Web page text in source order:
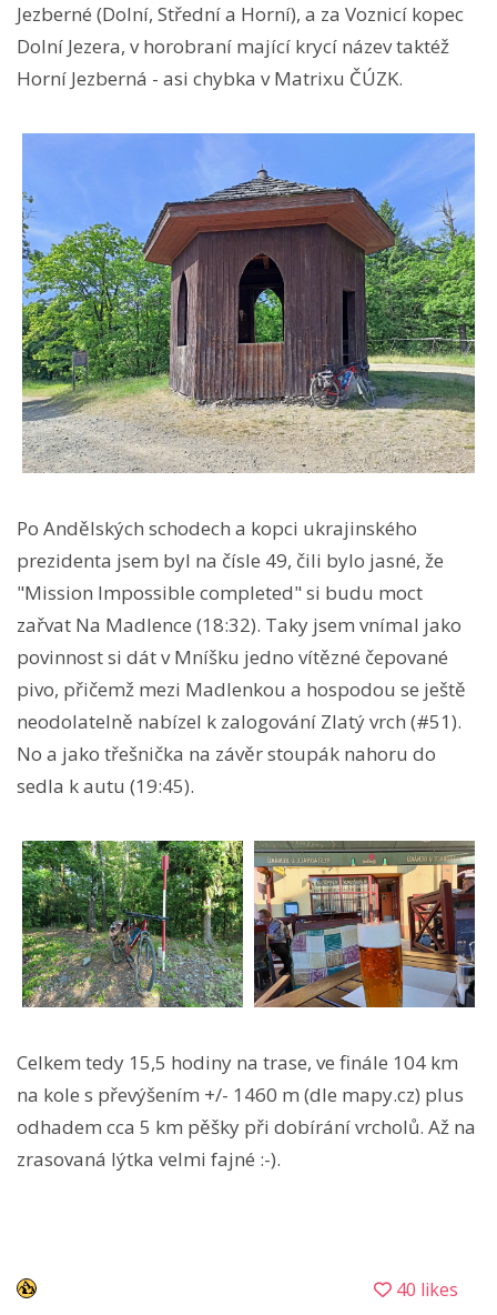
Jezberné (Dolní, Střední a Horní), a za Voznicí kopec
Dolní Jezera, v horobraní mající krycí název taktéž
Horní Jezberná - asi chybka v Matrixu ČÚZK.
Po Andělských schodech a kopci ukrajinského
prezidenta jsem byl na čísle 49, čili bylo jasné, že
"Mission Impossible completed" si budu moct
zařvat Na Madlence (18:32). Taky jsem vnímal jako
povinnost si dát v Mníšku jedno vítězné čepované
pivo, přičemž mezi Madlenkou a hospodou se ještě
neodolatelně nabízel k zalogování Zlatý vrch (#51).
No a jako třešnička na závěr stoupák nahoru do
sedla k autu (19:45).
Celkem tedy 15,5 hodiny na trase, ve finále 104 km
na kole s převýšením +/- 1460 m (dle mapy.cz) plus
odhadem cca 5 km pěšky při dobírání vrcholů. Až na
zrasovaná lýtka velmi fajné :-).
40 likes